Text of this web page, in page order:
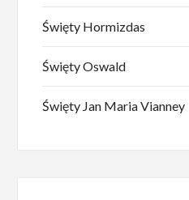
Święty Hormizdas
Święty Oswald
Święty Jan Maria Vianney